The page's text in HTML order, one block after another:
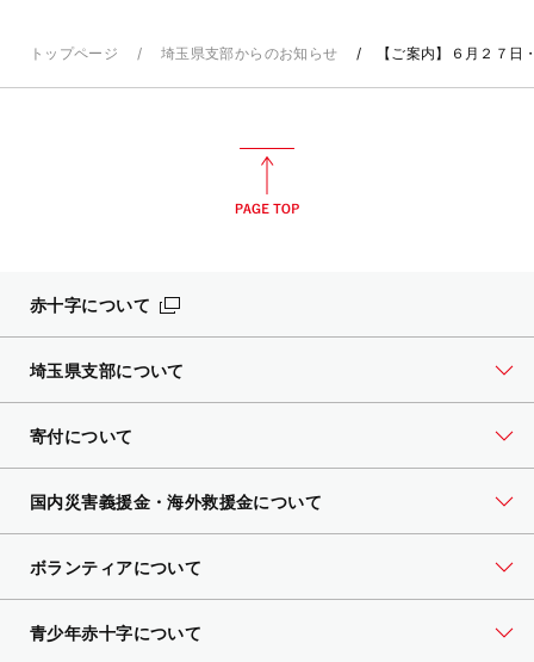
トップページ 埼玉県支部からのお知らせ 【ご案内】６月２７
赤十字について
埼玉県支部について
寄付について
国内災害義援金・海外救援金について
ボランティアについて
青少年赤十字について